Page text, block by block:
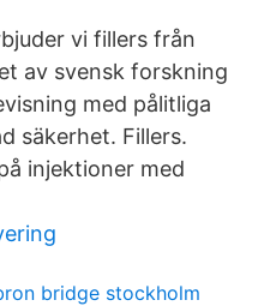
vi fillers från
av svensk forskning
med pålitliga
säkerhet. Fillers.
injektioner med
bridge stockholm